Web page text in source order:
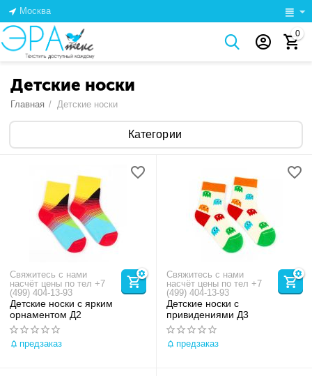
Москва
0
Детские носки
Главная / Детские носки
Категории
Свяжитесь с нами
насчёт цены по тел +7
(499) 404-13-93
Детские носки с ярким
орнаментом Д2
предзаказ
Свяжитесь с нами
насчёт цены по тел +7
(499) 404-13-93
Детские носки с
привидениями Д3
предзаказ